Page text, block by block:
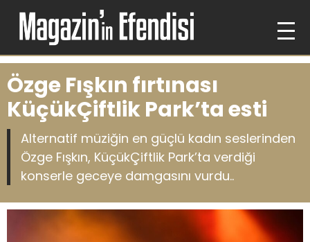
Özge Fışkın fırtınası
KüçükÇiftlik Park’ta esti
Alternatif müziğin en güçlü kadın seslerinden
Özge Fışkın, KüçükÇiftlik Park’ta verdiği
konserle geceye damgasını vurdu..